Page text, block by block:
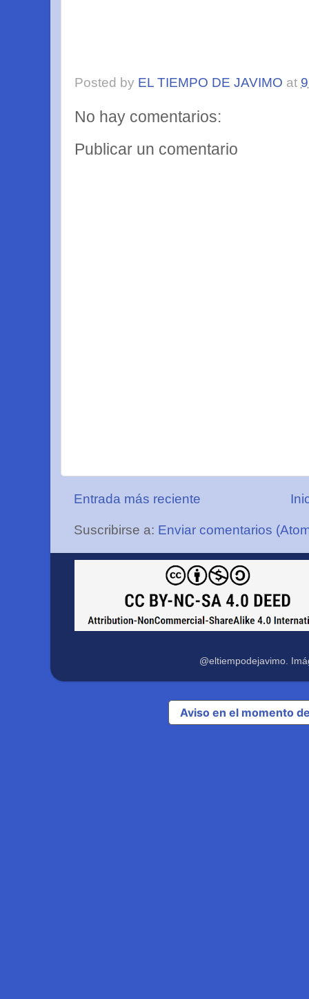
Posted by EL TIEMPO DE JAVIMO at
No hay comentarios:
Publicar un comentario
Entrada más reciente
Suscribirse a: Enviar comentarios
@eltiempodejavimo.
Aviso en el momento